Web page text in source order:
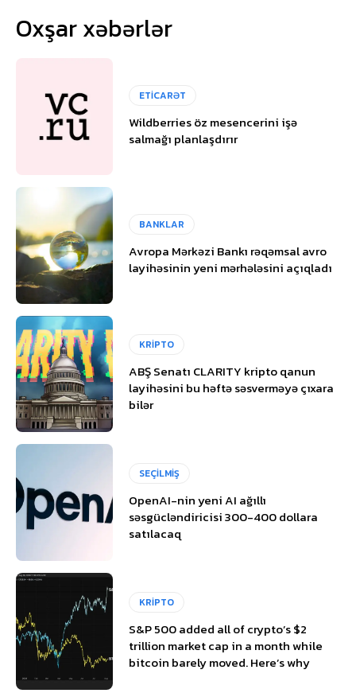
Oxşar xəbərlər
ETİCARƏT
Wildberries öz mesencerini işə
salmağı planlaşdırır
BANKLAR
Avropa Mərkəzi Bankı rəqəmsal avro
layihəsinin yeni mərhələsini açıqladı
KRİPTO
ABŞ Senatı CLARITY kripto qanun
layihəsini bu həftə səsverməyə çıxara
bilər
SEÇİLMİŞ
OpenAI-nin yeni AI ağıllı
səsgücləndiricisi 300-400 dollara
satılacaq
KRİPTO
S&P 500 added all of crypto’s $2
trillion market cap in a month while
bitcoin barely moved. Here’s why